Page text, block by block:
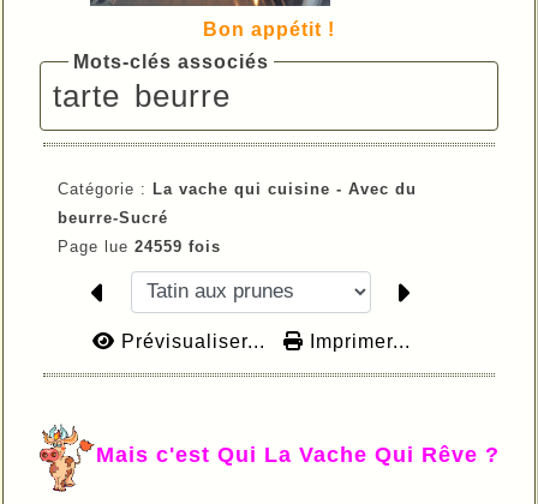
Bon appétit !
Mots-clés associés
tarte beurre
Catégorie : La vache qui cuisine - Avec du
beurre-Sucré
Page lue 24559 fois
Prévisualiser... Imprimer...
Mais c'est Qui La Vache Qui Rêve ?